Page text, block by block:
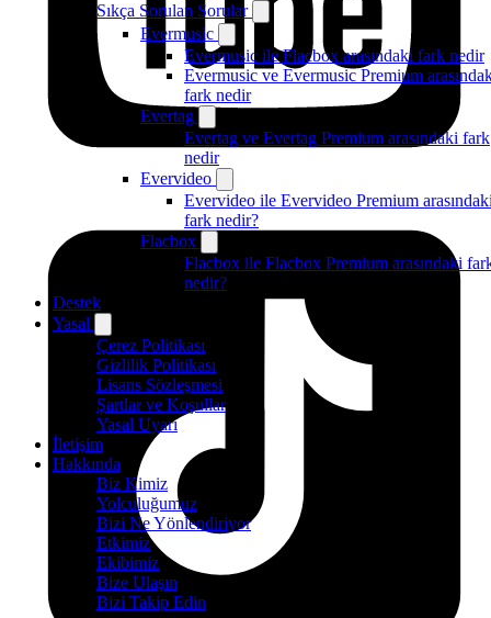
Sıkça Sorulan Sorular
Evermusic
Evermusic ile Flacbox arasındaki fark nedir
Evermusic ve Evermusic Premium
fark nedir
Evertag
Evertag ve Evertag Premium arasındaki fark
nedir
Evervideo
Evervideo ile Evervideo Premium
fark nedir?
Flacbox
Flacbox ile Flacbox Premium arasındaki
nedir?
Destek
Yasal
Çerez Politikası
Gizlilik Politikası
Lisans Sözleşmesi
Şartlar ve Koşullar
Yasal Uyarı
İletişim
Hakkında
Biz Kimiz
Yolculuğumuz
Bizi Ne Yönlendiriyor
Etkimiz
Ekibimiz
Bize Ulaşın
Bizi Takip Edin